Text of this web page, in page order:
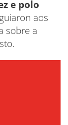
e polo
aos
sobre a